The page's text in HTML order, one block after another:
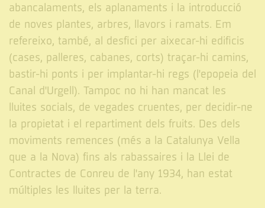
abancalaments, els aplanaments i la introducció
de noves plantes, arbres, llavors i ramats. Em
refereixo, també, al desfici per aixecar-hi edificis
(cases, palleres, cabanes, corts) traçar-hi camins,
bastir-hi ponts i per implantar-hi regs (l'epopeia del
Canal d'Urgell). Tampoc no hi han mancat les
lluites socials, de vegades cruentes, per decidir-ne
la propietat i el repartiment dels fruits. Des dels
moviments remences (més a la Catalunya Vella
que a la Nova) fins als rabassaires i la Llei de
Contractes de Conreu de l'any 1934, han estat
múltiples les lluites per la terra.